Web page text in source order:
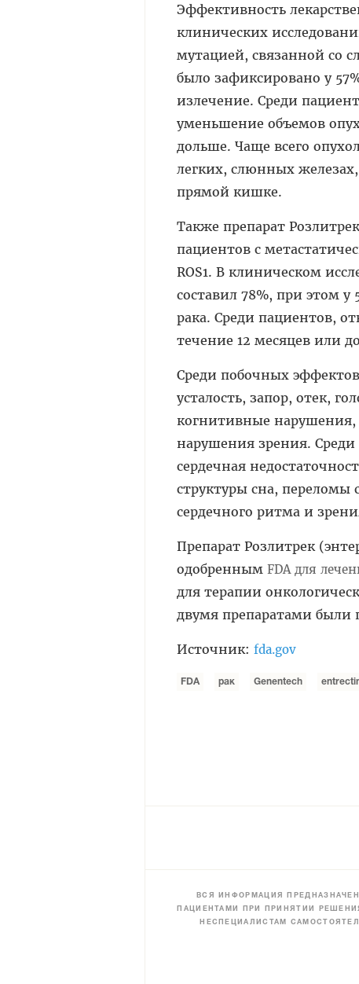
Эффективность
клинических
мутацией, связанной со
было зафиксировано у
излечение. Среди
уменьшение объемов
дольше. Чаще всего
легких, слюнных
прямой кишке.
Также препарат
пациентов с
ROS1. В клиническом
составил 78%, при этом
рака. Среди пациентов,
течение 12 месяцев или
Среди побочных
усталость, запор, отек,
когнитивные нарушения,
нарушения зрения. Среди
сердечная
структуры сна, переломы
сердечного ритма и
Препарат Розлитрек
одобренным FDA для
для терапии
двумя препаратами были
Источник: fda.gov
FDA рак Genentech
ВСЯ ИНФОРМАЦИЯ
ПАЦИЕНТАМИ ПРИ ПРИНЯТИИ
НЕСПЕЦИАЛИСТАМ